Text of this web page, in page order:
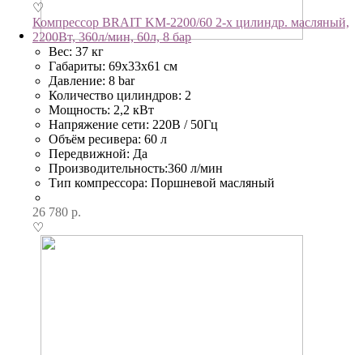
♡
Компрессор BRAIT KM-2200/60 2-х цилиндр. масляный,
2200Вт, 360л/мин, 60л, 8 бар
Вес: 37 кг
Габариты: 69х33х61 см
Давление: 8 bar
Количество цилиндров: 2
Мощность: 2,2 кВт
Напряжение сети: 220В / 50Гц
Объём ресивера: 60 л
Передвижной: Да
Производительность:360 л/мин
Тип компрессора: Поршневой масляный
26 780 р.
♡